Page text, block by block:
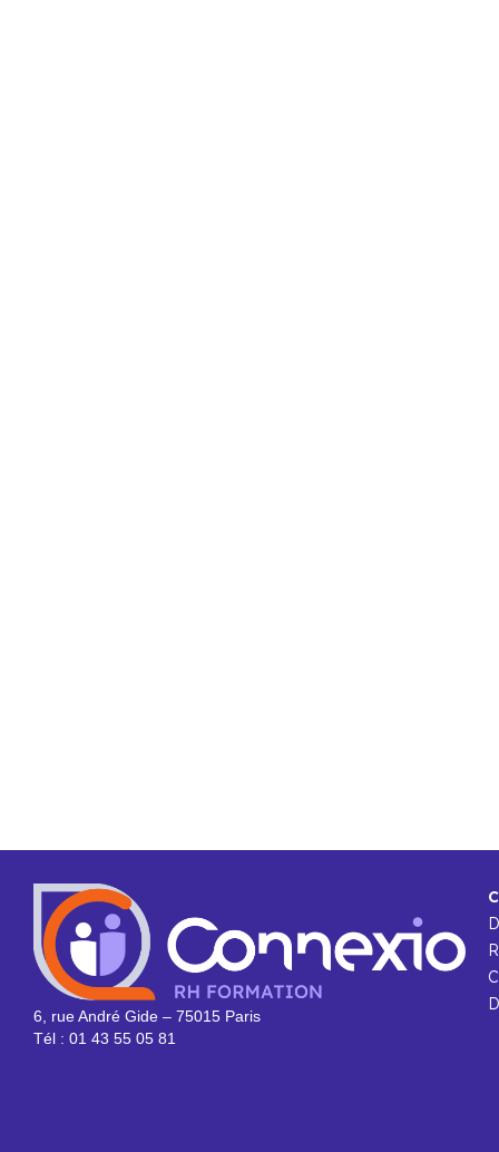
6, rue André Gide – 75015 Paris
Tél : 01 43 55 05 81